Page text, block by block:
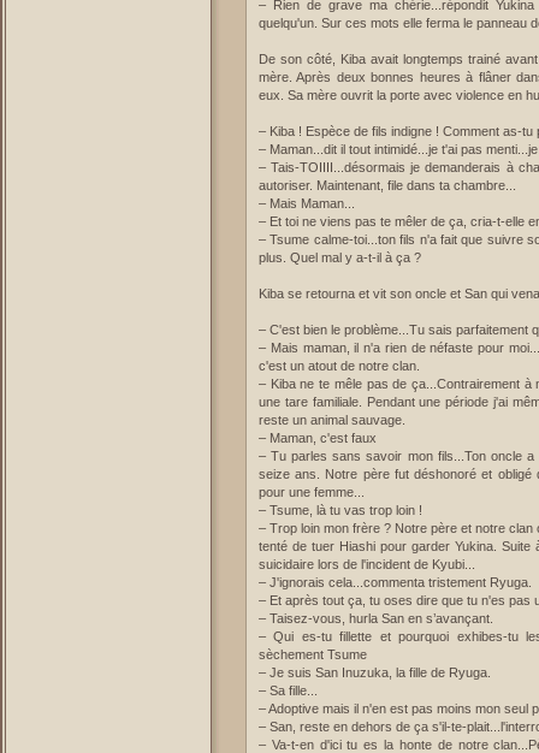
– Rien de grave ma chérie...répondit
quelqu'un. Sur ces mots elle ferma le panneau
De son côté, Kiba avait longtemps trainé
mère. Après deux bonnes heures à flâner
eux. Sa mère ouvrit la porte avec violence en
– Kiba ! Espèce de fils indigne ! Comment as-
– Maman...dit il tout intimidé...je t'ai pas
– Tais-TOIIII...désormais je demanderais à
autoriser. Maintenant, file dans ta chambre...
– Mais Maman...
– Et toi ne viens pas te mêler de ça, cria-t-elle
– Tsume calme-toi...ton fils n'a fait que suivre
plus. Quel mal y a-t-il à ça ?
Kiba se retourna et vit son oncle et San qui
– C'est bien le problème...Tu sais parfaitement
– Mais maman, il n'a rien de néfaste pour
c'est un atout de notre clan.
– Kiba ne te mêle pas de ça...Contrairement
une tare familiale. Pendant une période j'ai
reste un animal sauvage.
– Maman, c'est faux
– Tu parles sans savoir mon fils...Ton oncle
seize ans. Notre père fut déshonoré et
pour une femme...
– Tsume, là tu vas trop loin !
– Trop loin mon frère ? Notre père et notre
tenté de tuer Hiashi pour garder Yukina.
suicidaire lors de l'incident de Kyubi...
– J'ignorais cela...commenta tristement Ryuga.
– Et après tout ça, tu oses dire que tu n'es
– Taisez-vous, hurla San en s’avançant.
– Qui es-tu fillette et pourquoi exhibes-tu
sèchement Tsume
– Je suis San Inuzuka, la fille de Ryuga.
– Sa fille...
– Adoptive mais il n'en est pas moins mon seul
– San, reste en dehors de ça s'il-te-
– Va-t-en d'ici tu es la honte de notre